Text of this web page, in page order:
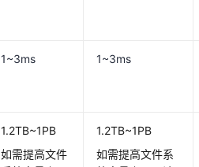
1~3ms 1~3ms
1.2TB~1PB
如需提高文件
1.2TB~1PB
如需提高文件系